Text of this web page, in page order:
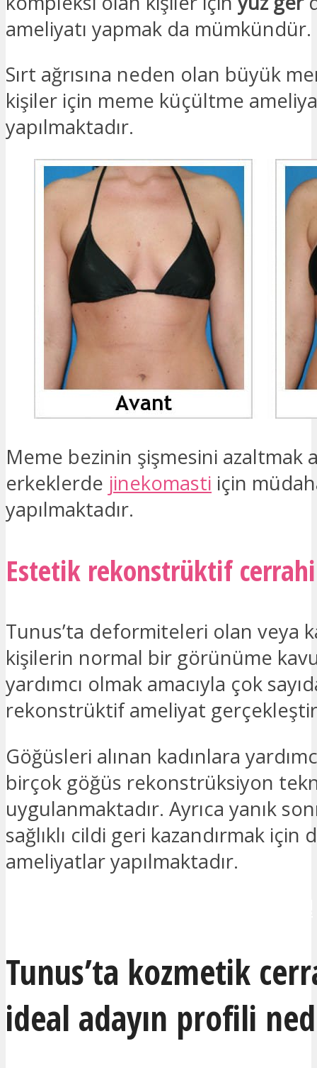
ameliyatı yapmak da mümkündür.
Sırt ağrısına neden olan büyük
kişiler için meme küçültme
yapılmaktadır.
Meme bezinin şişmesini azaltmak
erkeklerde jinekomasti için
yapılmaktadır.
Estetik rekonstrüktif cerrahi
Tunus’ta deformiteleri olan veya
kişilerin normal bir görünüme
yardımcı olmak amacıyla çok
rekonstrüktif ameliyat
Göğüsleri alınan kadınlara
birçok göğüs rekonstrüksiyon
uygulanmaktadır. Ayrıca yanık
sağlıklı cildi geri kazandırmak için
ameliyatlar yapılmaktadır.
Tunus’ta kozmetik
ideal adayın profili